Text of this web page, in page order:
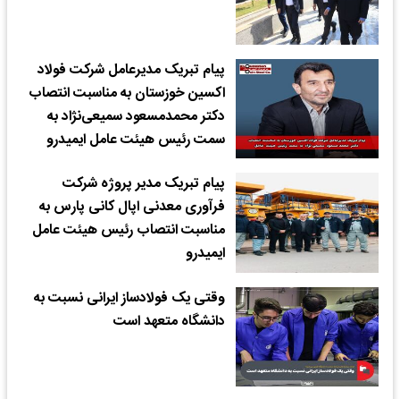
پیام تبریک مدیرعامل شرکت فولاد
اکسین خوزستان به مناسبت انتصاب
دکتر محمدمسعود سمیعی‌نژاد به
سمت رئیس هیئت عامل ایمیدرو
پیام تبریک مدیر پروژه شرکت
فرآوری معدنی اپال کانی پارس به
مناسبت انتصاب رئیس هیئت عامل
ایمیدرو
وقتی یک فولادساز ایرانی نسبت به
دانشگاه متعهد است